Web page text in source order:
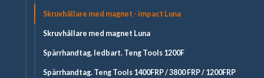
Skruvhållare med magnet - impact Luna
Skruvhållare med magnet Luna
Spärrhandtag, ledbart. Teng Tools 1200F
Spärrhandtag. Teng Tools 1400FRP / 3800 FRP / 1200FRP